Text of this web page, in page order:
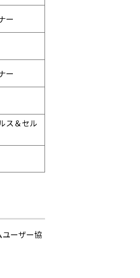
ー
ー
ス＆セル
ーザー協